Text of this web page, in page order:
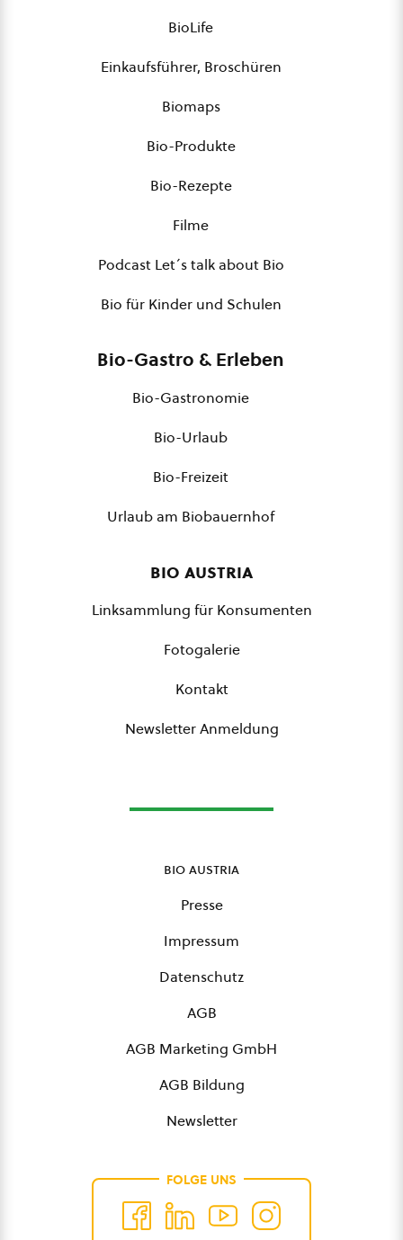
BioLife
Einkaufsführer, Broschüren
Biomaps
Bio-Produkte
Bio-Rezepte
Filme
Podcast Let´s talk about Bio
Bio für Kinder und Schulen
Bio-Gastro & Erleben
Bio-Gastronomie
Bio-Urlaub
Bio-Freizeit
Urlaub am Biobauernhof
bio austria
Linksammlung für Konsumenten
Fotogalerie
Kontakt
Newsletter Anmeldung
bio austria
Presse
Impressum
Datenschutz
AGB
AGB Marketing GmbH
AGB Bildung
Newsletter
FOLGE UNS